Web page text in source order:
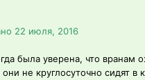
22 июля, 2016
была уверена, что вранам
они не круглосуточно сидят в